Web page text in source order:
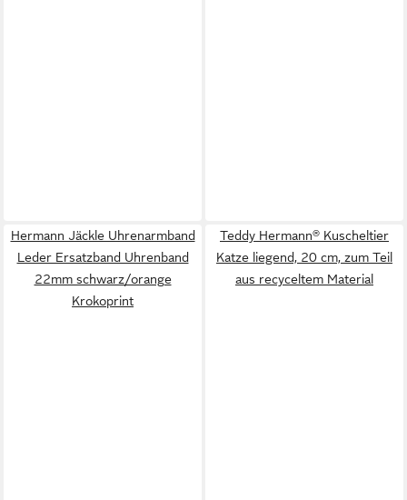
Hermann Jäckle Uhrenarmband
Leder Ersatzband Uhrenband
22mm schwarz/orange
Krokoprint
Teddy Hermann® Kuscheltier
Katze liegend, 20 cm, zum Teil
aus recyceltem Material